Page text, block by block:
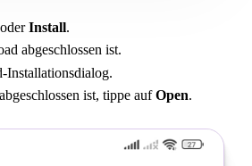
oderInstall.
abgeschlossen ist.
Installationsdialog.
ist, tippe aufOpen.